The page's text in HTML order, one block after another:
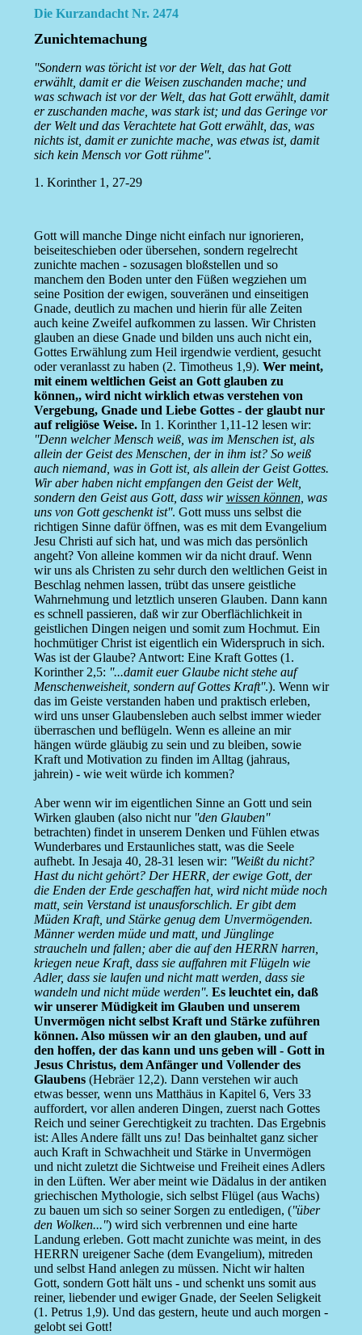
Die Kurzandacht Nr. 2474
Zunichtemachung
''Sondern was töricht ist vor der Welt, das hat Gott
erwählt, damit er die Weisen zuschanden mache; und
was schwach ist vor der Welt, das hat Gott erwählt, damit
er zuschanden mache, was stark ist; und das Geringe vor
der Welt und das Verachtete hat Gott erwählt, das, was
nichts ist, damit er zunichte mache, was etwas ist, damit
sich kein Mensch vor Gott rühme''.
1. Korinther 1, 27-29
Gott will manche Dinge nicht einfach nur ignorieren,
beiseiteschieben oder übersehen, sondern regelrecht
zunichte machen - sozusagen bloßstellen und so
manchem den Boden unter den Füßen wegziehen um
seine Position der ewigen, souveränen und einseitigen
Gnade, deutlich zu machen und hierin für alle Zeiten
auch keine Zweifel aufkommen zu lassen. Wir Christen
glauben an diese Gnade und bilden uns auch nicht ein,
Gottes Erwählung zum Heil irgendwie verdient, gesucht
oder veranlasst zu haben (2. Timotheus 1,9). Wer meint,
mit einem weltlichen Geist an Gott glauben zu
können,, wird nicht wirklich etwas verstehen von
Vergebung, Gnade und Liebe Gottes - der glaubt nur
auf religiöse Weise.In 1. Korinther 1,11-12 lesen wir:
''Denn welcher Mensch weiß, was im Menschen ist, als
allein der Geist des Menschen, der in ihm ist? So weiß
auch niemand, was in Gott ist, als allein der Geist Gottes.
Wir aber haben nicht empfangen den Geist der Welt,
sondern den Geist aus Gott, dass wirwissen können, was
uns von Gott geschenkt ist''. Gott muss uns selbst die
richtigen Sinne dafür öffnen, was es mit dem Evangelium
Jesu Christi auf sich hat, und was mich das persönlich
angeht? Von alleine kommen wir da nicht drauf. Wenn
wir uns als Christen zu sehr durch den weltlichen Geist in
Beschlag nehmen lassen, trübt das unsere geistliche
Wahrnehmung und letztlich unseren Glauben. Dann kann
es schnell passieren, daß wir zur Oberflächlichkeit in
geistlichen Dingen neigen und somit zum Hochmut. Ein
hochmütiger Christ ist eigentlich ein Widerspruch in sich.
Was ist der Glaube? Antwort: Eine Kraft Gottes (1.
Korinther 2,5: ''...damit euer Glaube nicht stehe auf
Menschenweisheit, sondern auf Gottes Kraft''.). Wenn wir
das im Geiste verstanden haben und praktisch erleben,
wird uns unser Glaubensleben auch selbst immer wieder
überraschen und beflügeln. Wenn es alleine an mir
hängen würde gläubig zu sein und zu bleiben, sowie
Kraft und Motivation zu finden im Alltag (jahraus,
jahrein) - wie weit würde ich kommen?
Aber wenn wir im eigentlichen Sinne an Gott und sein
Wirken glauben (also nicht nur ''den Glauben''
betrachten) findet in unserem Denken und Fühlen etwas
Wunderbares und Erstaunliches statt, was die Seele
aufhebt. In Jesaja 40, 28-31 lesen wir: ''Weißt du nicht?
Hast du nicht gehört? Der HERR, der ewige Gott, der
die Enden der Erde geschaffen hat, wird nicht müde noch
matt, sein Verstand ist unausforschlich. Er gibt dem
Müden Kraft, und Stärke genug dem Unvermögenden.
Männer werden müde und matt, und Jünglinge
straucheln und fallen; aber die auf den HERRN harren,
kriegen neue Kraft, dass sie auffahren mit Flügeln wie
Adler, dass sie laufen und nicht matt werden, dass sie
wandeln und nicht müde werden''. Es leuchtet ein, daß
wir unserer Müdigkeit im Glauben und unserem
Unvermögen nicht selbst Kraft und Stärke zuführen
können. Also müssen wir an den glauben, und auf
den hoffen, der das kann und uns geben will - Gott in
Jesus Christus, dem Anfänger und Vollender des
Glaubens(Hebräer 12,2). Dann verstehen wir auch
etwas besser, wenn uns Matthäus in Kapitel 6, Vers 33
auffordert, vor allen anderen Dingen, zuerst nach Gottes
Reich und seiner Gerechtigkeit zu trachten. Das Ergebnis
ist: Alles Andere fällt uns zu! Das beinhaltet ganz sicher
auch Kraft in Schwachheit und Stärke in Unvermögen
und nicht zuletzt die Sichtweise und Freiheit eines Adlers
in den Lüften. Wer aber meint wie Dädalus in der antiken
griechischen Mythologie, sich selbst Flügel (aus Wachs)
zu bauen um sich so seiner Sorgen zu entledigen, (''über
den Wolken...'') wird sich verbrennen und eine harte
Landung erleben. Gott macht zunichte was meint, in des
HERRN ureigener Sache (dem Evangelium), mitreden
und selbst Hand anlegen zu müssen. Nicht wir halten
Gott, sondern Gott hält uns - und schenkt uns somit aus
reiner, liebender und ewiger Gnade, der Seelen Seligkeit
(1. Petrus 1,9). Und das gestern, heute und auch morgen -
gelobt sei Gott!